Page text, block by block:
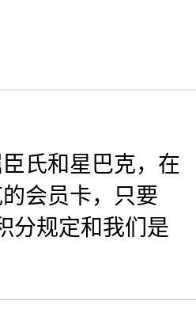
氏和星巴克，在
会员卡，只要
分规定和我们是